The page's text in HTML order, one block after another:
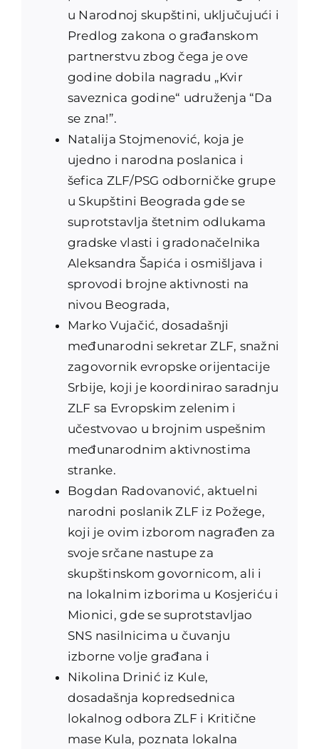
u Narodnoj skupštini, uključujući i
Predlog zakona o građanskom
partnerstvu zbog čega je ove
godine dobila nagradu „Kvir
saveznica godine“ udruženja “Da
se zna!”.
Natalija Stojmenović, koja je
ujedno i narodna poslanica i
šefica ZLF/PSG odborničke grupe
u Skupštini Beograda gde se
suprotstavlja štetnim odlukama
gradske vlasti i gradonačelnika
Aleksandra Šapića i osmišljava i
sprovodi brojne aktivnosti na
nivou Beograda,
Marko Vujačić, dosadašnji
međunarodni sekretar ZLF, snažni
zagovornik evropske orijentacije
Srbije, koji je koordinirao saradnju
ZLF sa Evropskim zelenim i
učestvovao u brojnim uspešnim
međunarodnim aktivnostima
stranke.
Bogdan Radovanović, aktuelni
narodni poslanik ZLF iz Požege,
koji je ovim izborom nagrađen za
svoje srčane nastupe za
skupštinskom govornicom, ali i
na lokalnim izborima u Kosjeriću i
Mionici, gde se suprotstavljao
SNS nasilnicima u čuvanju
izborne volje građana i
Nikolina Drinić iz Kule,
dosadašnja kopredsednica
lokalnog odbora ZLF i Kritične
mase Kula, poznata lokalna